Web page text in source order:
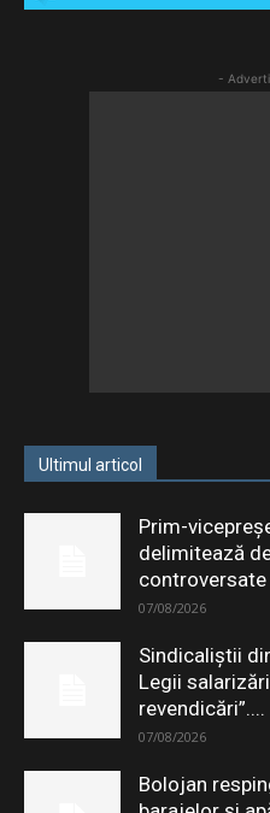
-
Ultimul articol
Prim-
delimitează
controversate
07/08/2026
Sindicaliștii
Legii
revendicări”....
07/08/2026
Bolojan